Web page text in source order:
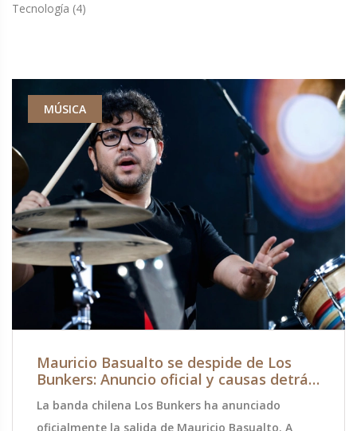
Tecnología (4)
MÚSICA
Mauricio Basualto se despide de Los
Bunkers: Anuncio oficial y causas detrás
La banda chilena Los Bunkers ha anunciado
oficialmente la salida de Mauricio Basualto. A